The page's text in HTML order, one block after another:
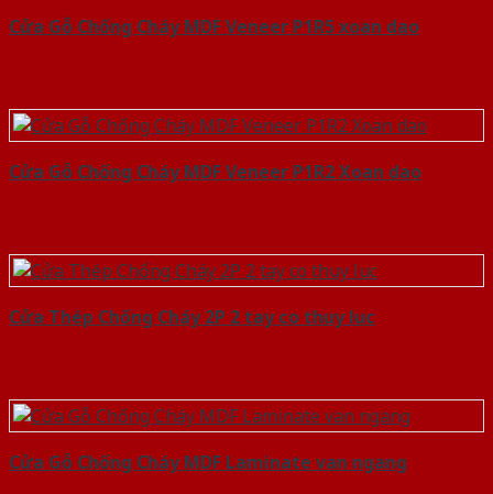
Cửa Gỗ Chống Cháy MDF Veneer P1R5 xoan dao
Cửa Gỗ Chống Cháy MDF Veneer P1R2 Xoan dao
Cửa Thép Chống Cháy 2P 2 tay co thuy luc
Cửa Gỗ Chống Cháy MDF Laminate van ngang